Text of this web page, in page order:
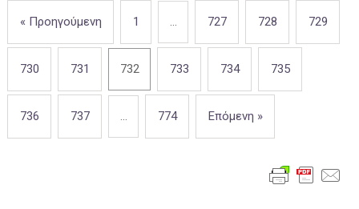
« Προηγούμενη 1 … 727 728 729
730 731 732 733 734 735
736 737 … 774 Επόμενη »